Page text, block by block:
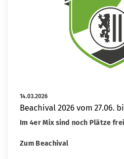
14.03.2026
Beachival 2026 vom 27.06.
Im 4er Mix sind noch Plätze
Zum Beachival